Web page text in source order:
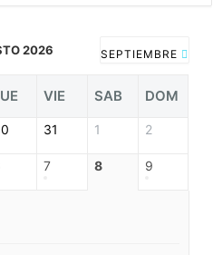
2026 SEPTIEMBRE
VIE SAB DOM
31 1 2
7 8 9